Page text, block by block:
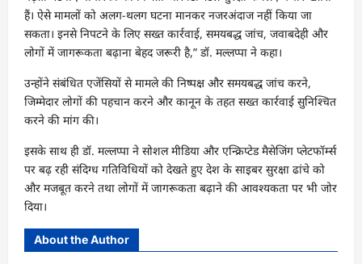
हैं। ऐसे मामलों को अलग-थलग घटना मानकर नजरअंदाज नहीं किया जा
सकता। इनसे निपटने के लिए सख्त कार्रवाई, समयबद्ध जांच, जवाबदेही और
लोगों में जागरूकता बढ़ाना बेहद जरूरी है,” डॉ. मल्लप्पा ने कहा।
उन्होंने संबंधित एजेंसियों से मामले की निष्पक्ष और समयबद्ध जांच करने,
जिम्मेदार लोगों की पहचान करने और कानून के तहत सख्त कार्रवाई सुनिश्चित
करने की मांग की।
इसके साथ ही डॉ. मल्लप्पा ने सोशल मीडिया और एन्क्रिप्टेड मैसेजिंग प्लेटफॉर्म्स
पर बढ़ रही संदिग्ध गतिविधियों को देखते हुए देश के साइबर सुरक्षा ढांचे को
और मजबूत करने तथा लोगों में जागरूकता बढ़ाने की आवश्यकता पर भी जोर
दिया।
About the Author